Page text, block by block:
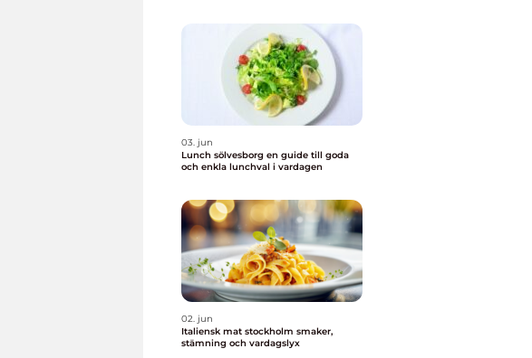
03. jun
Lunch sölvesborg en guide till goda
och enkla lunchval i vardagen
02. jun
Italiensk mat stockholm smaker,
stämning och vardagslyx